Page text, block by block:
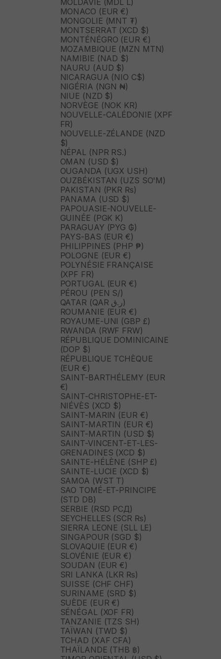
MOLDAVIE (MDL L)
MONACO (EUR €)
MONGOLIE (MNT ₮)
MONTSERRAT (XCD $)
MONTÉNÉGRO (EUR €)
MOZAMBIQUE (MZN MTN)
NAMIBIE (NAD $)
NAURU (AUD $)
NICARAGUA (NIO C$)
NIGÉRIA (NGN ₦)
NIUE (NZD $)
NORVÈGE (NOK KR)
NOUVELLE-CALÉDONIE (XPF
FR)
NOUVELLE-ZÉLANDE (NZD
$)
NÉPAL (NPR RS.)
OMAN (USD $)
OUGANDA (UGX USH)
OUZBÉKISTAN (UZS SO'M)
PAKISTAN (PKR ₨)
PANAMA (USD $)
PAPOUASIE-NOUVELLE-
GUINÉE (PGK K)
PARAGUAY (PYG ₲)
PAYS-BAS (EUR €)
PHILIPPINES (PHP ₱)
POLOGNE (EUR €)
POLYNÉSIE FRANÇAISE
(XPF FR)
PORTUGAL (EUR €)
PÉROU (PEN S/)
QATAR (QAR ر.ق)
ROUMANIE (EUR €)
ROYAUME-UNI (GBP £)
RWANDA (RWF FRW)
RÉPUBLIQUE DOMINICAINE
(DOP $)
RÉPUBLIQUE TCHÈQUE
(EUR €)
SAINT-BARTHÉLEMY (EUR
€)
SAINT-CHRISTOPHE-ET-
NIÉVÈS (XCD $)
SAINT-MARIN (EUR €)
SAINT-MARTIN (EUR €)
SAINT-MARTIN (USD $)
SAINT-VINCENT-ET-LES-
GRENADINES (XCD $)
SAINTE-HÉLÈNE (SHP £)
SAINTE-LUCIE (XCD $)
SAMOA (WST T)
SAO TOMÉ-ET-PRINCIPE
(STD DB)
SERBIE (RSD РСД)
SEYCHELLES (SCR ₨)
SIERRA LEONE (SLL LE)
SINGAPOUR (SGD $)
SLOVAQUIE (EUR €)
SLOVÉNIE (EUR €)
SOUDAN (EUR €)
SRI LANKA (LKR ₨)
SUISSE (CHF CHF)
SURINAME (SRD $)
SUÈDE (EUR €)
SÉNÉGAL (XOF FR)
TANZANIE (TZS SH)
TAÏWAN (TWD $)
TCHAD (XAF CFA)
THAÏLANDE (THB ฿)